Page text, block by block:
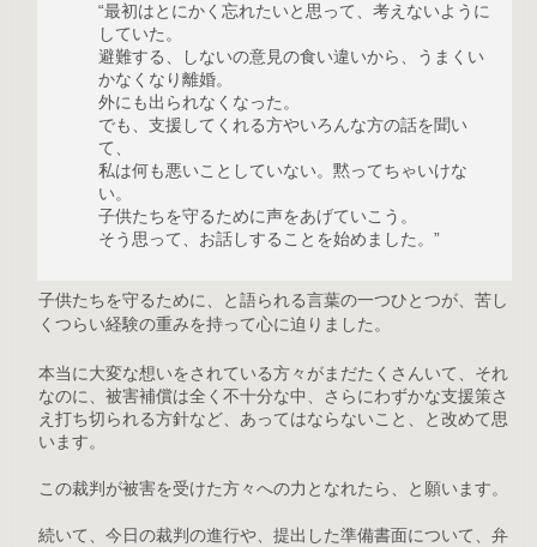
“最初はとにかく忘れたいと思って、考えないように
していた。
避難する、しないの意見の食い違いから、うまくい
かなくなり離婚。
外にも出られなくなった。
でも、支援してくれる方やいろんな方の話を聞い
て、
私は何も悪いことしていない。黙ってちゃいけな
い。
子供たちを守るために声をあげていこう。
そう思って、お話しすることを始めました。”
子供たちを守るために、と語られる言葉の一つひとつが、苦し
くつらい経験の重みを持って心に迫りました。
本当に大変な想いをされている方々がまだたくさんいて、それ
なのに、被害補償は全く不十分な中、さらにわずかな支援策さ
え打ち切られる方針など、あってはならないこと、と改めて思
います。
この裁判が被害を受けた方々への力となれたら、と願います。
続いて、今日の裁判の進行や、提出した準備書面について、弁